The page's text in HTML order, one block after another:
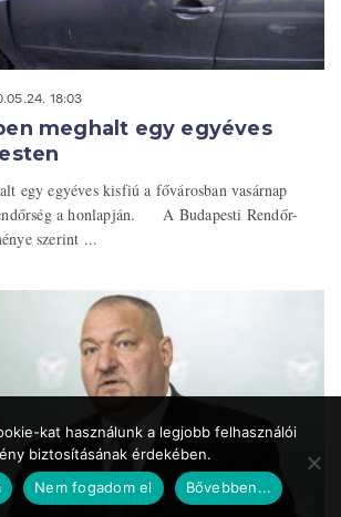
18:03
meghalt egy egyéves
egy egyéves kisfiú a fővárosban vasárnap
a honlapján. A Budapesti Rendőr-
szerint ...
kat használunk a legjobb felhasználói
biztosításának érdekében.
Nem fogadom el Bővebben...